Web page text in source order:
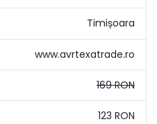
Timișoara
www.avrtexatrade.ro
169 RON
123 RON